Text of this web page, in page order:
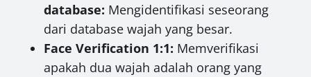
database: Mengidentifikasi seseorang
dari database wajah yang besar.
Face Verification 1:1: Memverifikasi
apakah dua wajah adalah orang yang